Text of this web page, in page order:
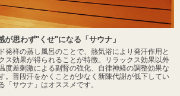
が思わず"くせ"になる「サウナ」
発祥の蒸し風呂のことで、熱気浴により発汗作用と
ス効果が得られることが特徴。リラックス効果以外
度差刺激による副腎の強化、自律神経の調整効果な
。普段汗をかくことが少なく新陳代謝が低下してい
「サウナ」はオススメです。